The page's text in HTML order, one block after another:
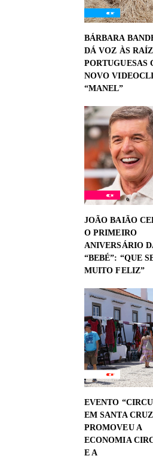
BÁRBARA
DÁ VOZ ÀS
PORTUGUESAS
NOVO
“MANEL”
JOÃO BAIÃO
O PRIMEIRO
ANIVERSÁRIO
“BEBÉ”: “QUE
MUITO FELIZ”
EVENTO
EM SANTA
PROMOVEU A
ECONOMIA
E A